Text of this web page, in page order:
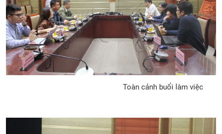
Toàn cảnh buổi làm việc